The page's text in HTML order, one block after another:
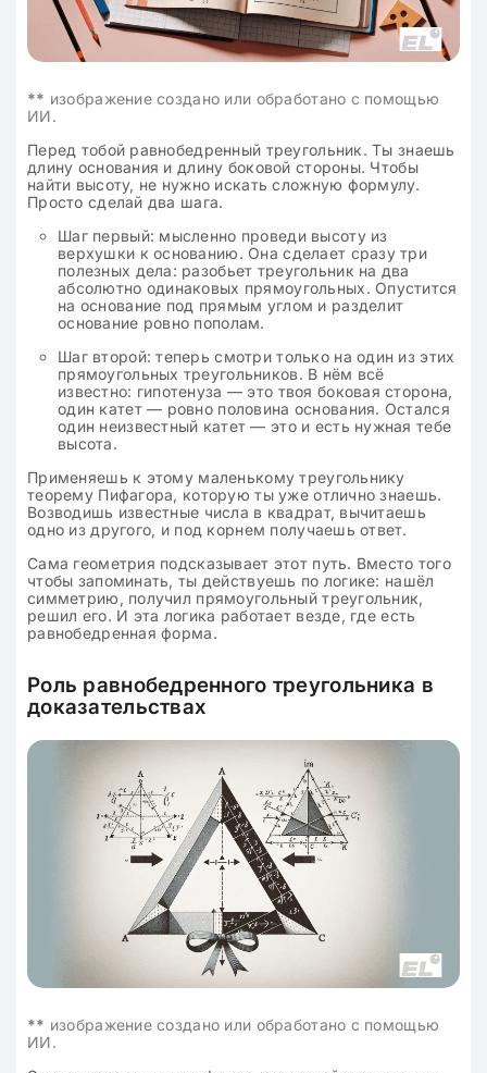
** изображение создано или обработано с помощью
ИИ.
Перед тобой равнобедренный треугольник. Ты знаешь
длину основания и длину боковой стороны. Чтобы
найти высоту, не нужно искать сложную формулу.
Просто сделай два шага.
Шаг первый: мысленно проведи высоту из
верхушки к основанию. Она сделает сразу три
полезных дела: разобьет треугольник на два
абсолютно одинаковых прямоугольных. Опустится
на основание под прямым углом и разделит
основание ровно пополам.
Шаг второй: теперь смотри только на один из этих
прямоугольных треугольников. В нём всё
известно: гипотенуза — это твоя боковая сторона,
один катет — ровно половина основания. Остался
один неизвестный катет — это и есть нужная тебе
высота.
Применяешь к этому маленькому треугольнику
теорему Пифагора, которую ты уже отлично знаешь.
Возводишь известные числа в квадрат, вычитаешь
одно из другого, и под корнем получаешь ответ.
Сама геометрия подсказывает этот путь. Вместо того
чтобы запоминать, ты действуешь по логике: нашёл
симметрию, получил прямоугольный треугольник,
решил его. И эта логика работает везде, где есть
равнобедренная форма.
Роль равнобедренного треугольника в
доказательствах
** изображение создано или обработано с помощью
ИИ.